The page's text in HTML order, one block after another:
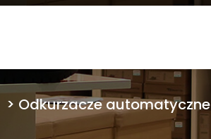
> Odkurzacze automatyczne